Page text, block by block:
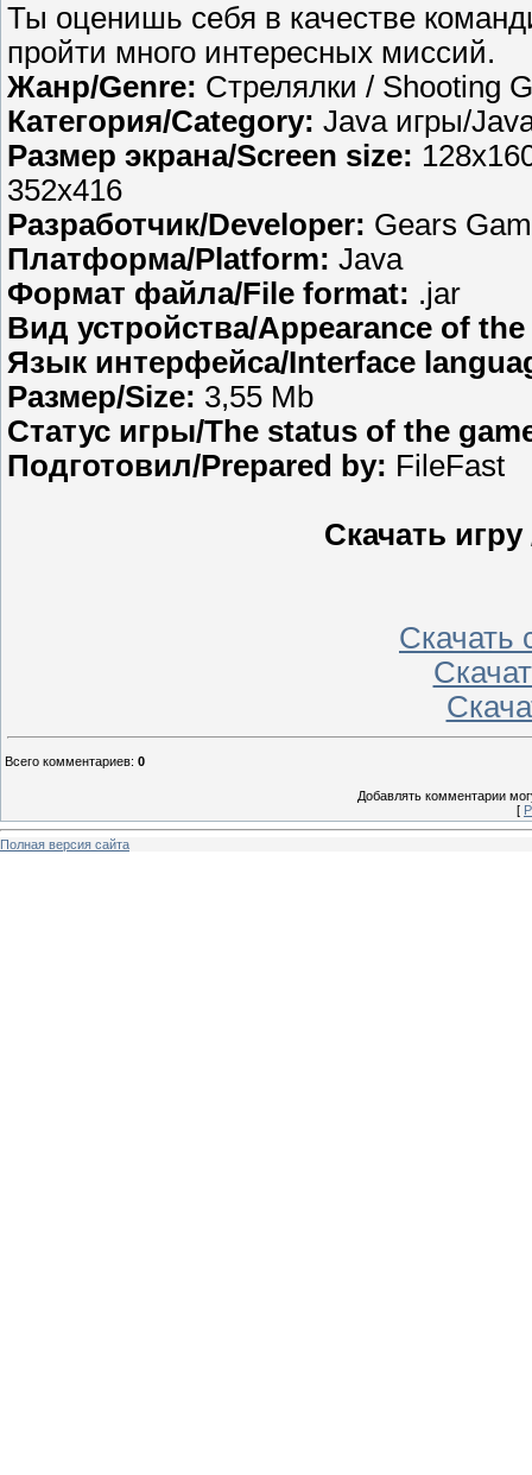
Ты оценишь себя в качестве
пройти много интересных миссий.
Жанр/Genre: Стрелялки / Shooting
Категория/Category: Java игры/
Размер экрана/Screen size:
352x416
Разработчик/Developer: Gears
Платформа/Platform: Java
Формат файла/File format: .jar
Вид устройства/Appearance of
Язык интерфейса/Interface
Размер/Size: 3,55 Mb
Статус игры/The status of the
Подготовил/Prepared by: FileFast
Скачать
Скачать
Всего комментариев: 0
Добавлять комментарии
[
Полная версия сайта